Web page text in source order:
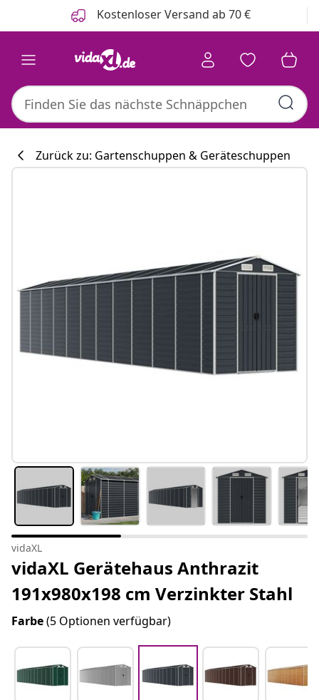
Kostenloser Versand ab 70 €
Zurück zu: Gartenschuppen & Geräteschuppen
vidaXL
vidaXL Gerätehaus Anthrazit
191x980x198 cm Verzinkter Stahl
Farbe(5 Optionen verfügbar)